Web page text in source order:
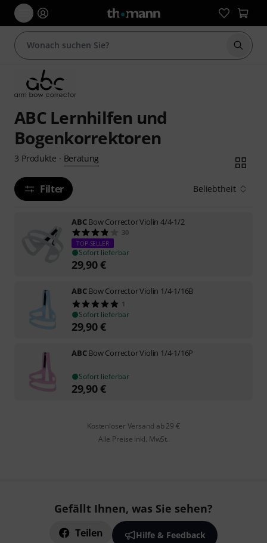
Suche
ABC Lernhilfen und
Bogenkorrektoren
3 Produkte · Beratung
Filter Beliebtheit
ABCBow Corrector Violin 4/4-1/2
30
TOP-SELLER
Sofort lieferbar
29,90€
ABCBow Corrector Violin 1/4-1/16B
1
Sofort lieferbar
29,90€
ABCBow Corrector Violin 1/4-1/16P
Sofort lieferbar
29,90€
Kostenloser Versand ab 29 €
Alle Preise inkl. MwSt.
Gefällt Ihnen, was Sie sehen?
Teilen Hilfe & Feedback